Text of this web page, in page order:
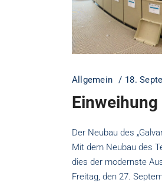
Allgemein 18.
Der Neubau des
Mit dem Neubau des
dies der modernste
Freitag, den 27.